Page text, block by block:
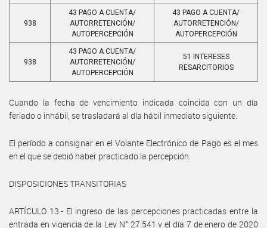
938
43 PAGO A CUENTA/
AUTORRETENCIÓN/
AUTOPERCEPCIÓN
43 PAGO A CUENTA/
AUTORRETENCIÓN/
AUTOPERCEPCIÓN
938
43 PAGO A CUENTA/
AUTORRETENCIÓN/
AUTOPERCEPCIÓN
51 INTERESES
RESARCITORIOS
Cuando la fecha de vencimiento indicada coincida con un día
feriado o inhábil, se trasladará al día hábil inmediato siguiente.
El período a consignar en el Volante Electrónico de Pago es el mes
en el que se debió haber practicado la percepción.
DISPOSICIONES TRANSITORIAS
ARTÍCULO 13.- El ingreso de las percepciones practicadas entre la
entrada en vigencia de la Ley N° 27.541 y el día 7 de enero de 2020